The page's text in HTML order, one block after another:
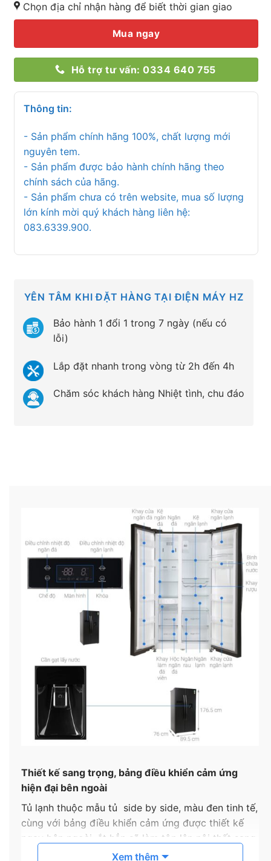
Chọn địa chỉ nhận hàng để biết thời gian giao
Mua ngay
Hỗ trợ tư vấn: 0334 640 755
Thông tin:
- Sản phẩm chính hãng 100%, chất lượng mới
nguyên tem.
- Sản phẩm được bảo hành chính hãng theo
chính sách của hãng.
- Sản phẩm chưa có trên website, mua số lượng
lớn kính mời quý khách hàng liên hệ:
083.6339.900.
YÊN TÂM KHI ĐẶT HÀNG TẠI ĐIỆN MÁY HZ
Bảo hành 1 đổi 1 trong 7 ngày (nếu có
lỗi)
Lắp đặt nhanh trong vòng từ 2h đến 4h
Chăm sóc khách hàng Nhiệt tình, chu đáo
Thiết kế sang trọng, bảng điều khiển cảm ứng
hiện đại bên ngoài
Tủ lạnh thuộc mẫu tủ side by side, màu đen tinh tế,
cùng với bảng điều khiển cảm ứng được thiết kế
ngay bên ngoài, ắt hẳn sẽ làm tôn lên nội thất sang
trọng cho không gian nhà bạn.
Xem thêm